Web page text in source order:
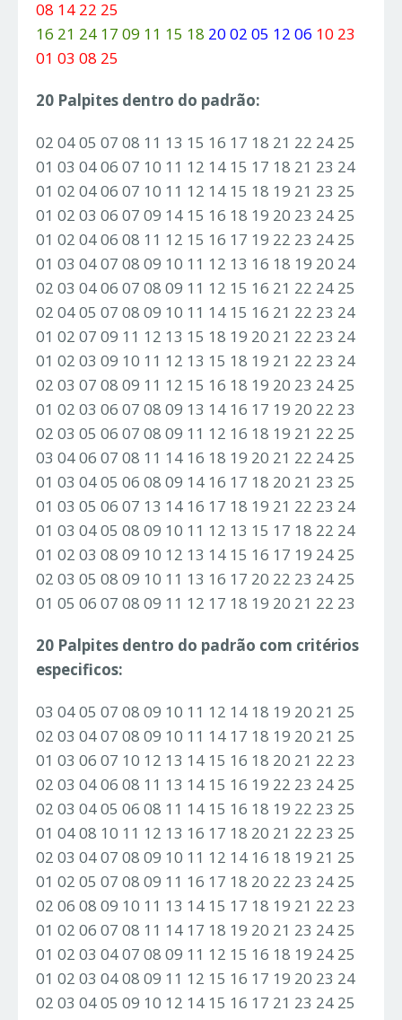
08 14 22 25
16 21 24 17 09 11 15 18 20 02 05 12 06 10 23
01 03 08 25
20 Palpites dentro do padrão:
02 04 05 07 08 11 13 15 16 17 18 21 22 24 25
01 03 04 06 07 10 11 12 14 15 17 18 21 23 24
01 02 04 06 07 10 11 12 14 15 18 19 21 23 25
01 02 03 06 07 09 14 15 16 18 19 20 23 24 25
01 02 04 06 08 11 12 15 16 17 19 22 23 24 25
01 03 04 07 08 09 10 11 12 13 16 18 19 20 24
02 03 04 06 07 08 09 11 12 15 16 21 22 24 25
02 04 05 07 08 09 10 11 14 15 16 21 22 23 24
01 02 07 09 11 12 13 15 18 19 20 21 22 23 24
01 02 03 09 10 11 12 13 15 18 19 21 22 23 24
02 03 07 08 09 11 12 15 16 18 19 20 23 24 25
01 02 03 06 07 08 09 13 14 16 17 19 20 22 23
02 03 05 06 07 08 09 11 12 16 18 19 21 22 25
03 04 06 07 08 11 14 16 18 19 20 21 22 24 25
01 03 04 05 06 08 09 14 16 17 18 20 21 23 25
01 03 05 06 07 13 14 16 17 18 19 21 22 23 24
01 03 04 05 08 09 10 11 12 13 15 17 18 22 24
01 02 03 08 09 10 12 13 14 15 16 17 19 24 25
02 03 05 08 09 10 11 13 16 17 20 22 23 24 25
01 05 06 07 08 09 11 12 17 18 19 20 21 22 23
20 Palpites dentro do padrão com critérios
especificos:
03 04 05 07 08 09 10 11 12 14 18 19 20 21 25
02 03 04 07 08 09 10 11 14 17 18 19 20 21 25
01 03 06 07 10 12 13 14 15 16 18 20 21 22 23
02 03 04 06 08 11 13 14 15 16 19 22 23 24 25
02 03 04 05 06 08 11 14 15 16 18 19 22 23 25
01 04 08 10 11 12 13 16 17 18 20 21 22 23 25
02 03 04 07 08 09 10 11 12 14 16 18 19 21 25
01 02 05 07 08 09 11 16 17 18 20 22 23 24 25
02 06 08 09 10 11 13 14 15 17 18 19 21 22 23
01 02 06 07 08 11 14 17 18 19 20 21 23 24 25
01 02 03 04 07 08 09 11 12 15 16 18 19 24 25
01 02 03 04 08 09 11 12 15 16 17 19 20 23 24
02 03 04 05 09 10 12 14 15 16 17 21 23 24 25